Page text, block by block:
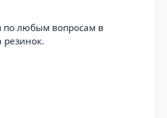
по любым вопросам в
резинок.